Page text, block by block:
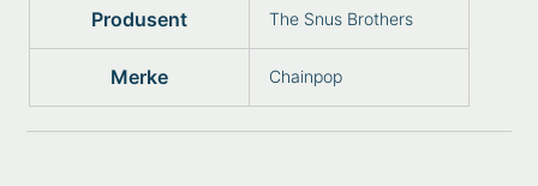
Produsent The Snus Brothers
Merke Chainpop